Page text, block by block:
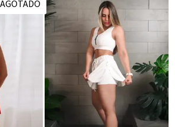
AGOTADO